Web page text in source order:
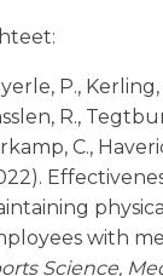
P.,
R.,
C.,
with
Science,